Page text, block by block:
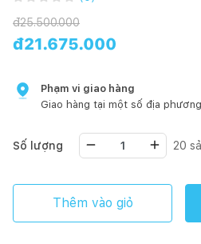
đ25.500.000
đ21.675.000
Phạm vi giao hàng
Giao hàng tại một số địa phương
Số lượng 20
Thêm vào giỏ